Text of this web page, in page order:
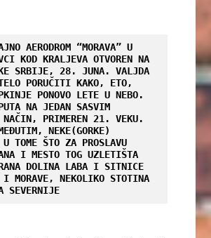
AERODROM “MORAVA” U
KOD KRALJEVA OTVOREN NA
SRBIJE, 28. JUNA. VALJDA
PORUČITI KAKO, ETO,
PONOVO LETE U NEBO.
NA JEDAN SASVIM
NAČIN, PRIMEREN 21. VEKU.
NEKE(GORKE)
TOME ŠTO ZA PROSLAVU
I MESTO TOG UZLETIŠTA
DOLINA LABA I SITNICE
I MORAVE, NEKOLIKO STOTINA
SEVERNIJE